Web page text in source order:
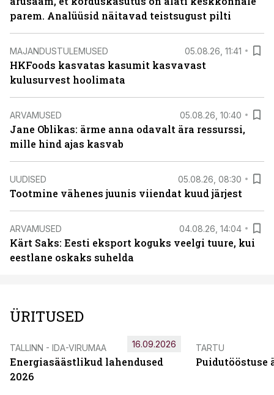
parem. Analüüsid näitavad teistsugust pilti
MAJANDUSTULEMUSED 05.08.26, 11:41
HKFoods kasvatas kasumit kasvavast
kulusurvest hoolimata
ARVAMUSED 05.08.26, 10:40
Jane Oblikas: ärme anna odavalt ära ressurssi,
mille hind ajas kasvab
UUDISED 05.08.26, 08:30
Tootmine vähenes juunis viiendat kuud järjest
ARVAMUSED 04.08.26, 14:04
Kärt Saks: Eesti eksport koguks veelgi tuure, kui
eestlane oskaks suhelda
ÜRITUSED
TALLINN - IDA-VIRUMAA
Energiasäästlikud lahendused
2026
16.09.2026 TARTU
Puidutööstuse